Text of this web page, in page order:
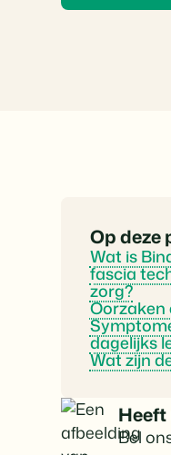
Op deze
Wat is
fascia
zorg?
dagelijks
Wat zijn
Heeft
Bel